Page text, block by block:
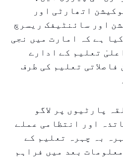
اتھارٹی اور
اور سائنٹیفک ریسرچ
ہے کہ امارت میں نجی
تعلیم کے ادارے
تعلیم کی طرف
پارٹیوں پر لاگو
اور انتظامی عملے
بہ چہرہ تعلیم کے
بعد میں فراہم